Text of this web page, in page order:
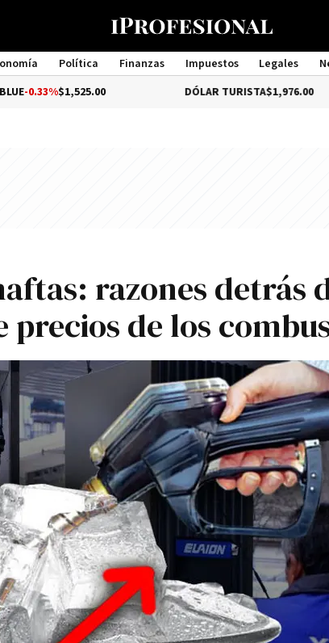
Política Finanzas Impuestos Legales
Management
$1,525.00 DÓLAR TURISTA$1,976.00
razones detrás
precios de los